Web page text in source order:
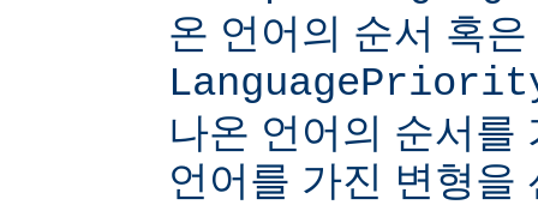
온 언어의 순서 혹은
나온 언어의 순서를
언어를 가진 변형을